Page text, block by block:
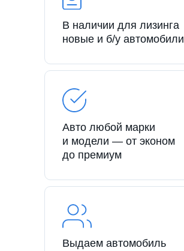
В наличии для лизинга
новые и б/у автомобили
Авто любой марки
и модели — от эконом
до премиум
Выдаем автомобиль